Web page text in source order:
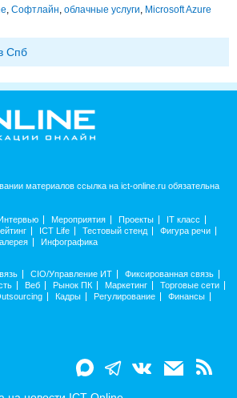
Софтлайн облачные услуги Microsoft Azure
Спб
материалов ссылка на ict-online.ru обязательна
Мероприятия Проекты
IT класс
ICT Life Тестовый стенд
Фигура речи
Инфографика
CIO/Управление ИТ
Фиксированная связь
Веб Рынок ПК Маркетинг
Торговые сети
Кадры Регулирование
Финансы